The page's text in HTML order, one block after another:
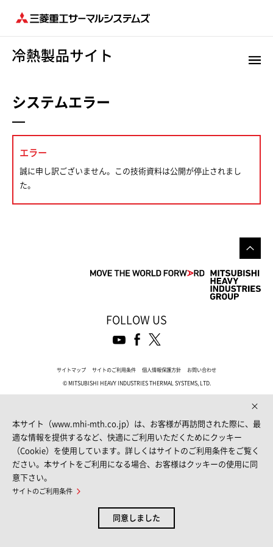
システムエラー
エラー
誠に申し訳ございません。この技術資料は公開が停止されまし
た。
FOLLOW US
サイトマップ サイトのご利用条件 個人情報保護方針 お問い合わせ
© MITSUBISHI HEAVY INDUSTRIES THERMAL SYSTEMS, LTD.
本サイト（www.mhi-mth.co.jp）は、お客様が再訪問された際に、最
適な情報を提供するなど、快適にご利用いただくためにクッキー
（Cookie）を使用しています。詳しくはサイトのご利用条件をご覧く
ださい。本サイトをご利用になる場合、お客様はクッキーの使用に同
意下さい。
サイトのご利用条件
同意しました